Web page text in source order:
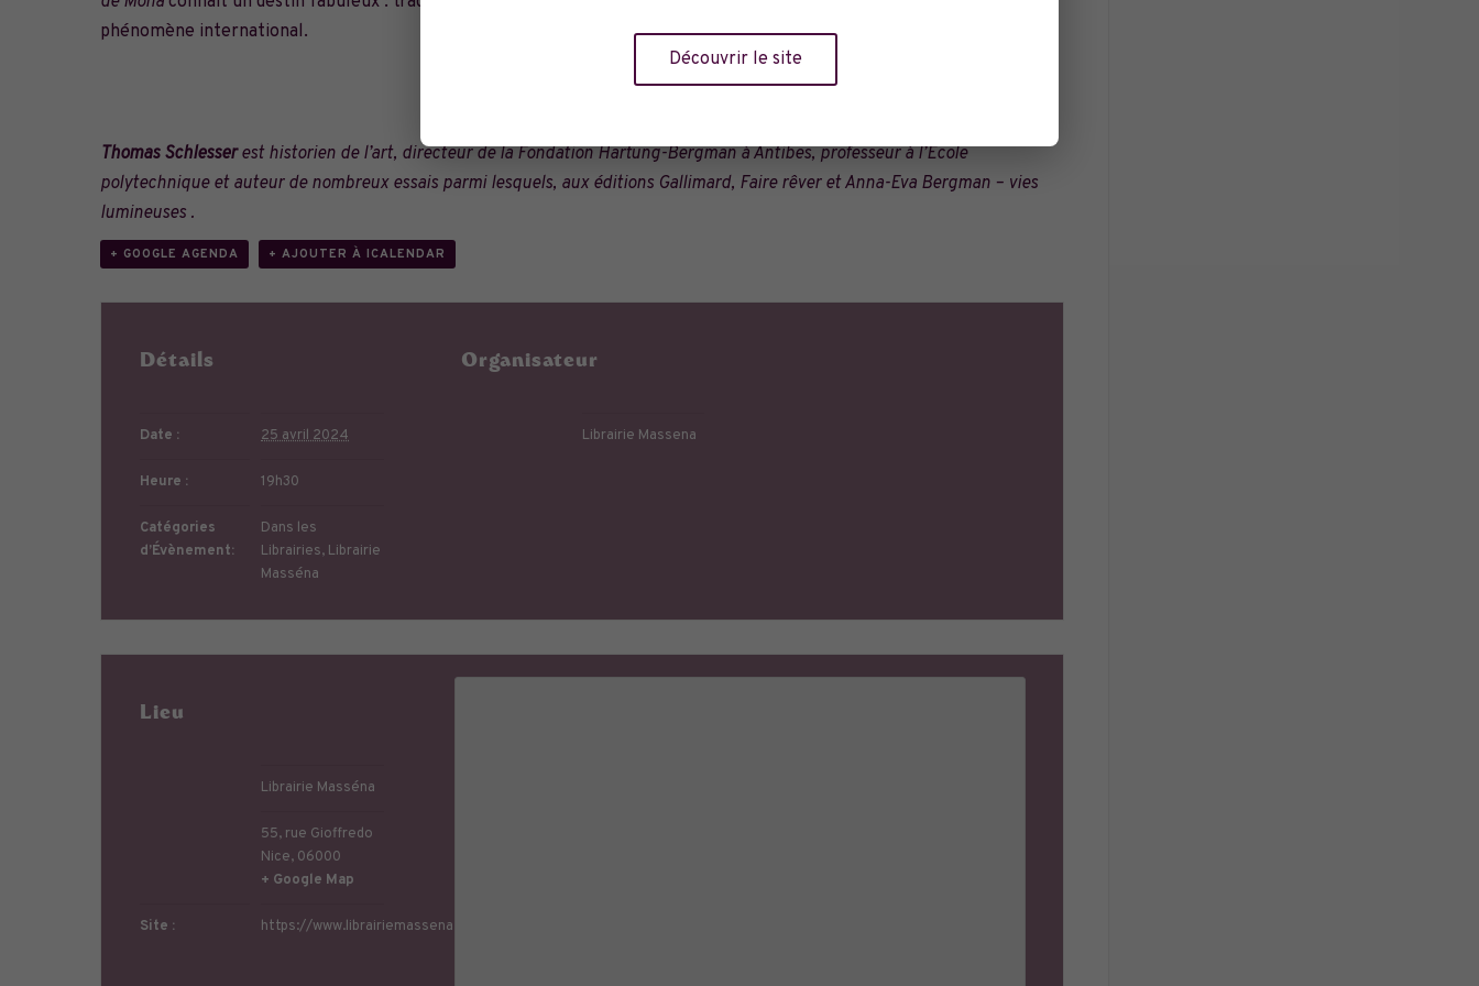
phénomène international.
Thomas Schlesserest historien de l’art, directeur de la Fondation Hartung-Bergman à Antibes, professeur à l’École
polytechnique et auteur de nombreux essais parmi lesquels, aux éditions Gallimard, Faire rêver et Anna-Eva Bergman – vies
lumineuses .
+ GOOGLE AGENDA + AJOUTER À ICALENDAR
Détails
Date : 25 avril 2024
Heure : 19h30
Catégories
d’Évènement:
Dans les
Librairies, Librairie
Masséna
Organisateur
Librairie Massena
Lieu
Librairie Masséna
55, rue Gioffredo
Nice, 06000
+ Google Map
Site : https://www.librairiemassena.com/
Découvrir le site